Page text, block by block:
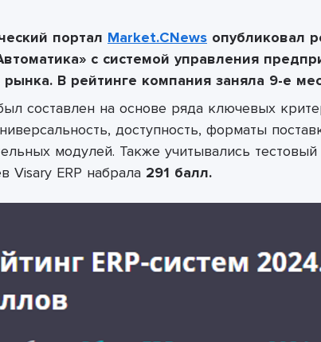
портал Market.CNews опубликовал
с системой управления
В рейтинге компания заняла 9-е
составлен на основе ряда ключевых
доступность, форматы
модулей. Также учитывались
Visary ERP набрала 291 балл.